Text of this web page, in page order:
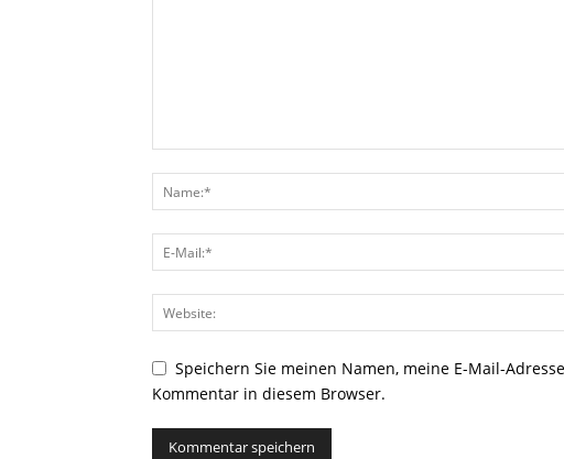
Speichern Sie meinen Namen, meine E-Mail-
Kommentar in diesem Browser.